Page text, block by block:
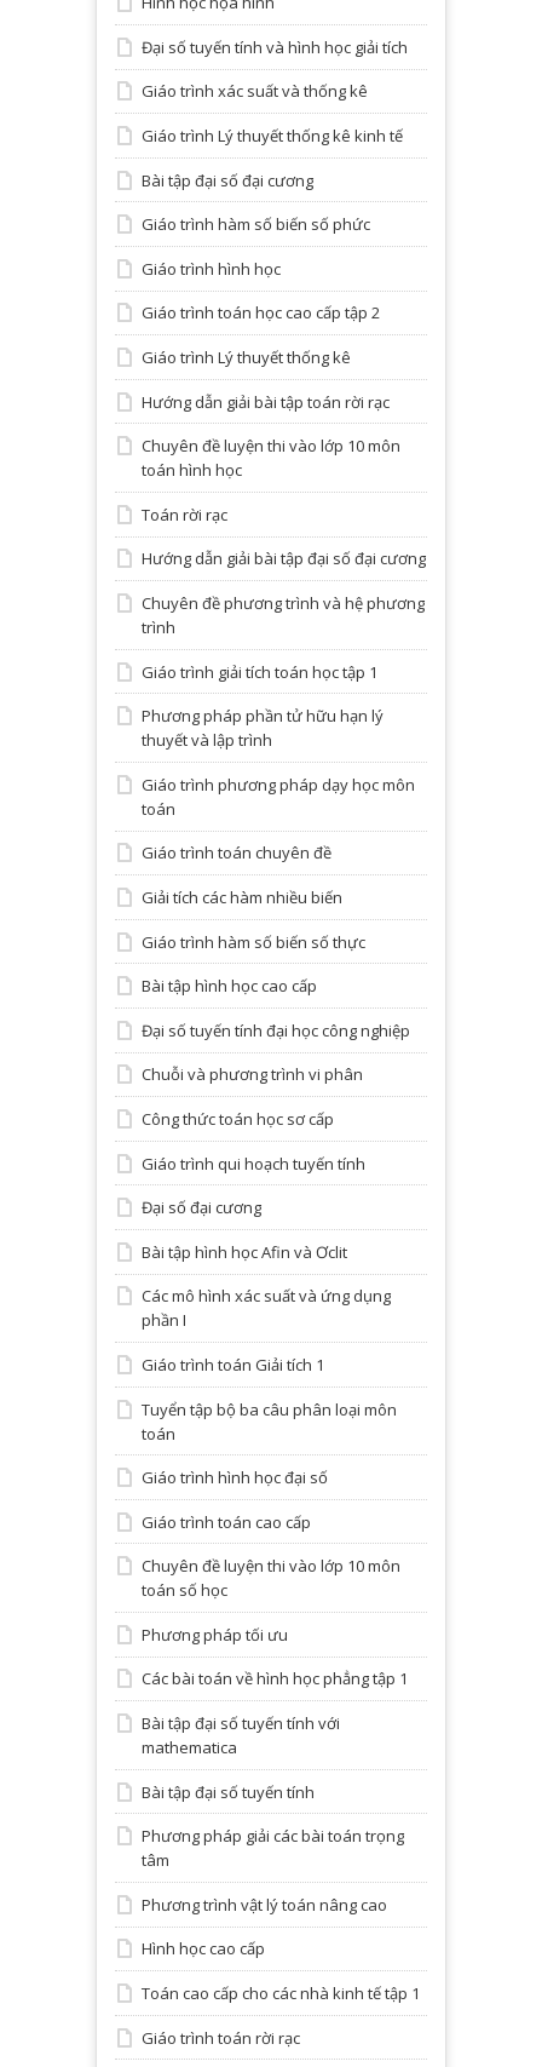
Đại số tuyến tính và hình học giải tích
Giáo trình xác suất và thống kê
Giáo trình Lý thuyết thống kê kinh tế
Bài tập đại số đại cương
Giáo trình hàm số biến số phức
Giáo trình hình học
Giáo trình toán học cao cấp tập 2
Giáo trình Lý thuyết thống kê
Hướng dẫn giải bài tập toán rời rạc
Chuyên đề luyện thi vào lớp 10 môn
toán hình học
Toán rời rạc
Hướng dẫn giải bài tập đại số đại cương
Chuyên đề phương trình và hệ phương
trình
Giáo trình giải tích toán học tập 1
Phương pháp phần tử hữu hạn lý
thuyết và lập trình
Giáo trình phương pháp dạy học môn
toán
Giáo trình toán chuyên đề
Giải tích các hàm nhiều biến
Giáo trình hàm số biến số thực
Bài tập hình học cao cấp
Đại số tuyến tính đại học công nghiệp
Chuỗi và phương trình vi phân
Công thức toán học sơ cấp
Giáo trình qui hoạch tuyến tính
Đại số đại cương
Bài tập hình học Afin và Ơclit
Các mô hình xác suất và ứng dụng
phần I
Giáo trình toán Giải tích 1
Tuyển tập bộ ba câu phân loại môn
toán
Giáo trình hình học đại số
Giáo trình toán cao cấp
Chuyên đề luyện thi vào lớp 10 môn
toán số học
Phương pháp tối ưu
Các bài toán về hình học phẳng tập 1
Bài tập đại số tuyến tính với
mathematica
Bài tập đại số tuyến tính
Phương pháp giải các bài toán trọng
tâm
Phương trình vật lý toán nâng cao
Hình học cao cấp
Toán cao cấp cho các nhà kinh tế tập 1
Giáo trình toán rời rạc